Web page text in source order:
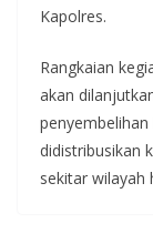
Kapolres.
Rangkaian
akan
didistribusikan
sekitar wilayah